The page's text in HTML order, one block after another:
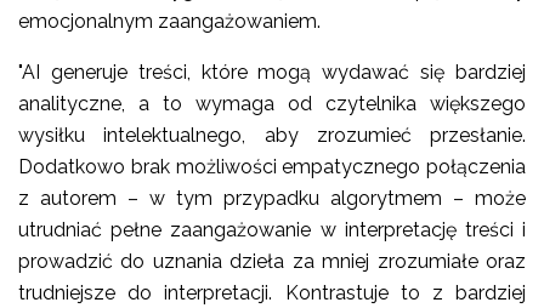
emocjonalnym zaangażowaniem.
"AI generuje treści, które mogą wydawać się bardziej
analityczne, a to wymaga od czytelnika większego
wysiłku intelektualnego, aby zrozumieć przesłanie.
Dodatkowo brak możliwości empatycznego połączenia
z autorem – w tym przypadku algorytmem – może
utrudniać pełne zaangażowanie w interpretację treści i
prowadzić do uznania dzieła za mniej zrozumiałe oraz
trudniejsze do interpretacji. Kontrastuje to z bardziej